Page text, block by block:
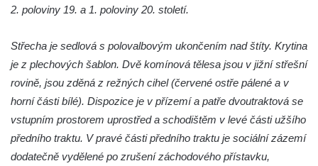
2. poloviny 19. a 1. poloviny 20. století.
Střecha je sedlová s polovalbovým ukončením nad štíty. Krytina
je z plechových šablon. Dvě komínová tělesa jsou v jižní střešní
rovině, jsou zděná z režných cihel (červené ostře pálené a v
horní části bílé). Dispozice je v přízemí a patře dvoutraktová se
vstupním prostorem uprostřed a schodištěm v levé části užšího
předního traktu. V pravé části předního traktu je sociální zázemí
dodatečně vydělené po zrušení záchodového přístavku,